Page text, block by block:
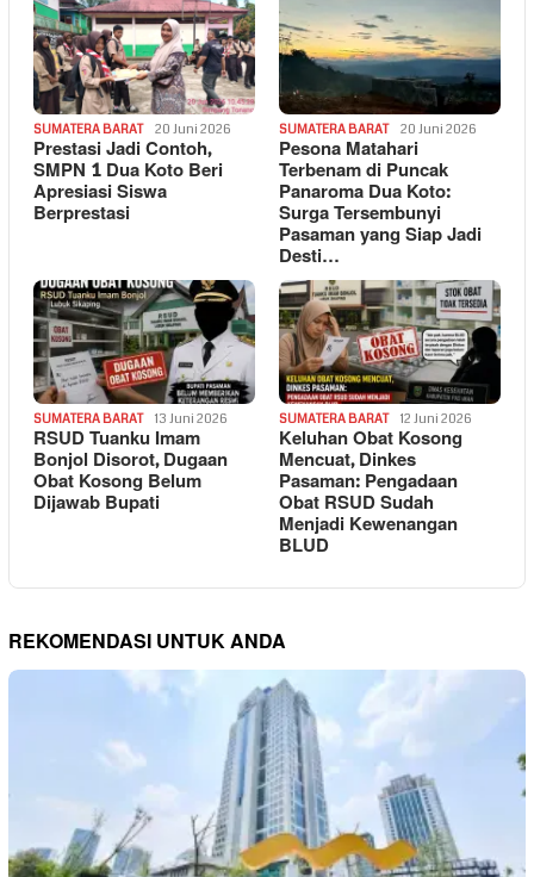
SUMATERA BARAT 20 Juni 2026
Prestasi Jadi Contoh,
SMPN 1 Dua Koto Beri
Apresiasi Siswa
Berprestasi
SUMATERA BARAT 20 Juni 2026
Pesona Matahari
Terbenam di Puncak
Panaroma Dua Koto:
Surga Tersembunyi
Pasaman yang Siap Jadi
Desti…
SUMATERA BARAT 13 Juni 2026
RSUD Tuanku Imam
Bonjol Disorot, Dugaan
Obat Kosong Belum
Dijawab Bupati
SUMATERA BARAT 12 Juni 2026
Keluhan Obat Kosong
Mencuat, Dinkes
Pasaman: Pengadaan
Obat RSUD Sudah
Menjadi Kewenangan
BLUD
REKOMENDASI UNTUK ANDA